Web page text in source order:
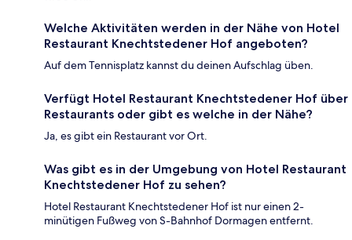
Welche Aktivitäten werden in der Nähe von Hotel
Restaurant Knechtstedener Hof angeboten?
Auf dem Tennisplatz kannst du deinen Aufschlag üben.
Verfügt Hotel Restaurant Knechtstedener Hof über
Restaurants oder gibt es welche in der Nähe?
Ja, es gibt ein Restaurant vor Ort.
Was gibt es in der Umgebung von Hotel Restaurant
Knechtstedener Hof zu sehen?
Hotel Restaurant Knechtstedener Hof ist nur einen 2-
minütigen Fußweg von S-Bahnhof Dormagen entfernt.